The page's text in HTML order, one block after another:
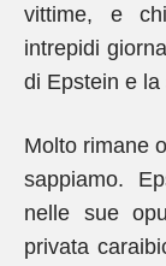
vittime, e
intrepidi
di Epstein e
Molto rimane
sappiamo.
nelle sue
privata